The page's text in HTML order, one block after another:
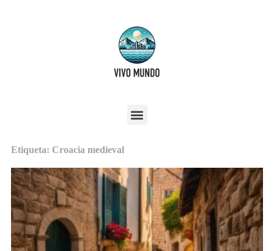
Etiqueta: Croacia medieval